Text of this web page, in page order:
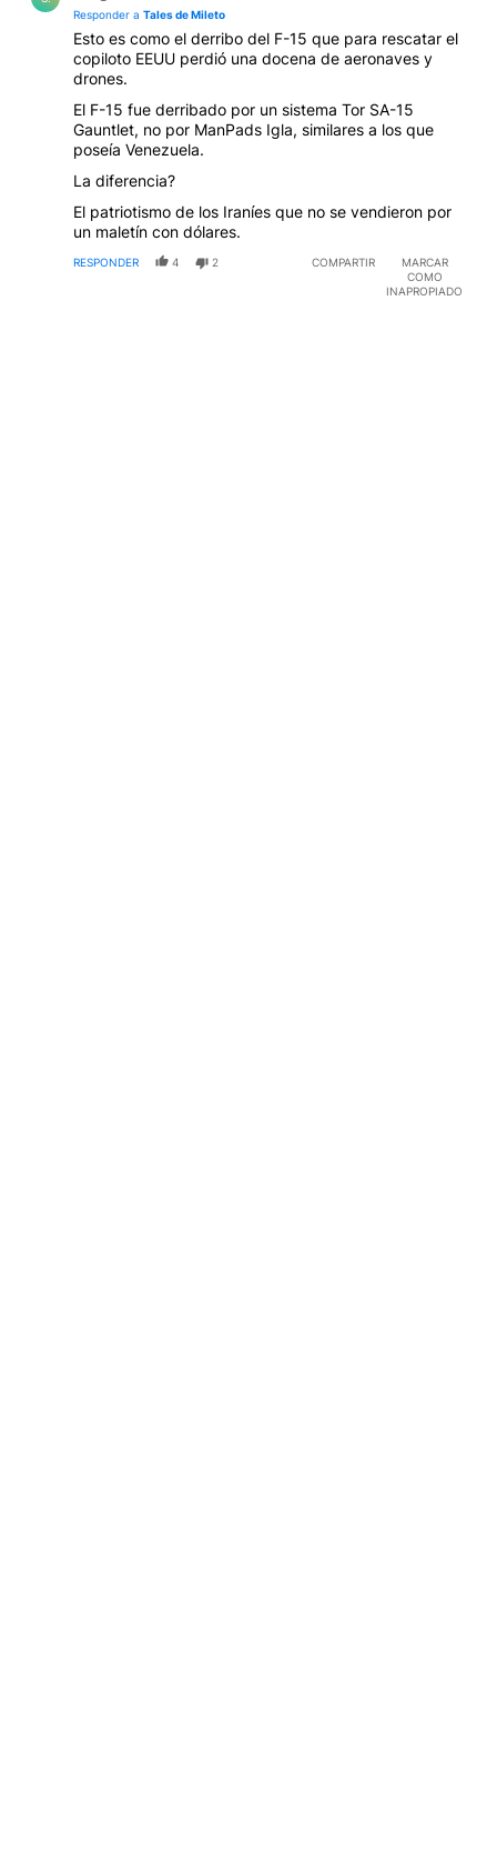
Responder a Tales de Mileto
Esto es como el derribo del F-15 que para rescatar el
copiloto EEUU perdió una docena de aeronaves y
drones.
El F-15 fue derribado por un sistema Tor SA-15
Gauntlet, no por ManPads Igla, similares a los que
poseía Venezuela.
La diferencia?
El patriotismo de los Iraníes que no se vendieron por
un maletín con dólares.
RESPONDER 4 2 COMPARTIR
MARCAR
COMO
INAPROPIADO